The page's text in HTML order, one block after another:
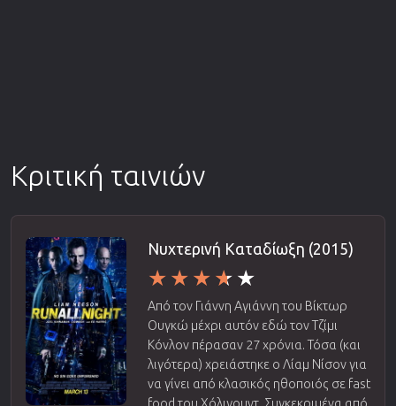
Κριτική ταινιών
Νυχτερινή Καταδίωξη (2015)
Από τον Γιάννη Αγιάννη του Βίκτωρ
Ουγκώ μέχρι αυτόν εδώ τον Τζίμι
Κόνλον πέρασαν 27 χρόνια. Τόσα (και
λιγότερα) χρειάστηκε ο Λίαμ Νίσον για
να γίνει από κλασικός ηθοποιός σε fast